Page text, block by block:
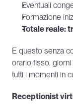
Eventuali
Formazione
Totale reale:
E questo senza
orario fisso,
tutti i momenti in
Receptionist